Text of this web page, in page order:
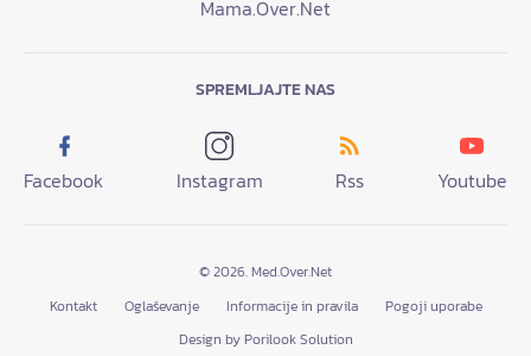
Mama.Over.Net
SPREMLJAJTE NAS
Facebook Instagram Rss Youtube
© 2026. Med.Over.Net
Kontakt
Oglaševanje Informacije in pravila
Pogoji uporabe
Design by Porilook Solution